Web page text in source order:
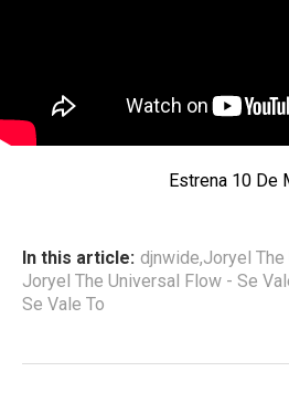
Estrena 10 De
In this article: djnwide,Joryel
Joryel The Universal Flow - Se
Se Vale To